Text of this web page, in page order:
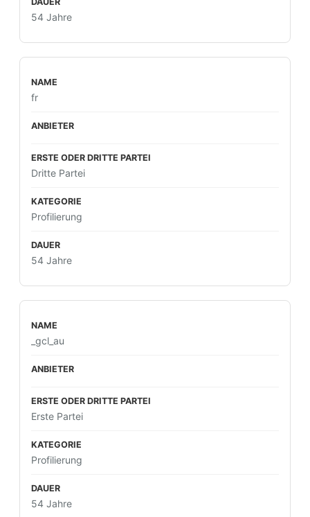
54 Jahre
fr
Dritte Partei
Profilierung
54 Jahre
_gcl_au
Erste Partei
Profilierung
54 Jahre